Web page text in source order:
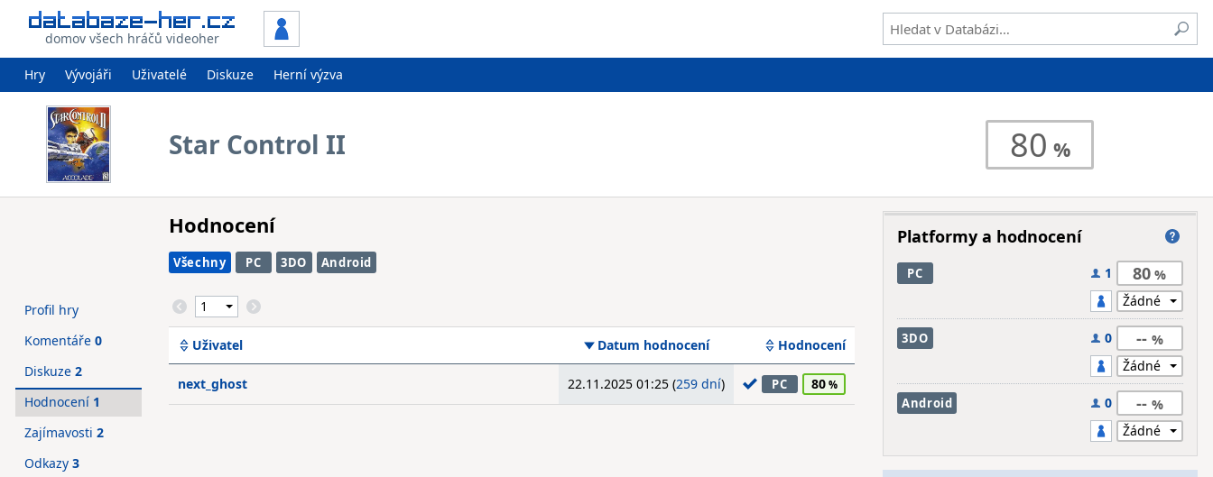
domov všech hráčů videoher
Hry Vývojáři Uživatelé Diskuze Herní výzva
Star Control II 80
Hodnocení
Všechny PC 3DO Android
Uživatel Datum hodnocení Hodnocení
next_ghost 22.11.2025 01:25 (259 dní) PC 80
Profil hry
Komentáře 0
Diskuze 2
Hodnocení 1
Zajímavosti 2
Odkazy 3
Platformy a hodnocení
PC 1 80
3DO 0 --
Android 0 --